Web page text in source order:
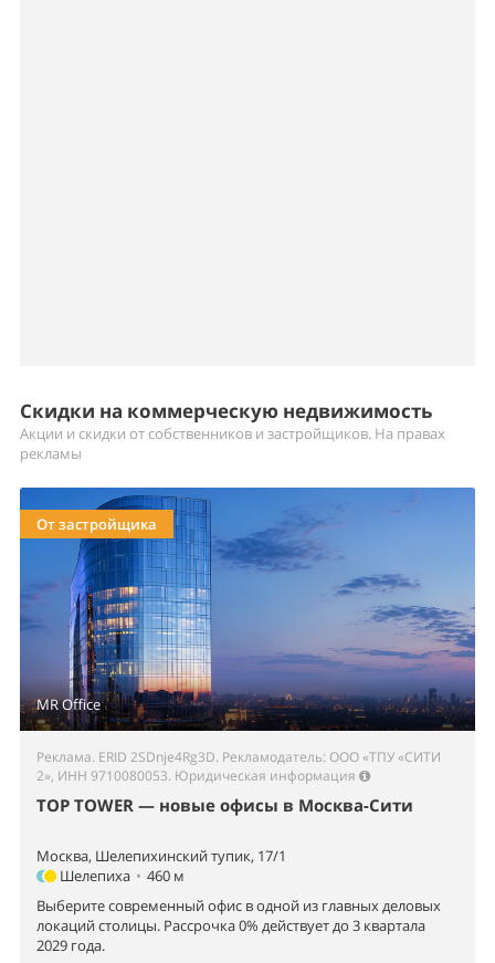
Скидки на коммерческую недвижимость
Акции и скидки от собственников и застройщиков. На правах
рекламы
MR Office
От застройщика
Реклама. ERID 2SDnje4Rg3D. Рекламодатель: ООО «ТПУ «СИТИ
2», ИНН 9710080053. Юридическая информация
TOP TOWER — новые офисы в Москва-Сити
Москва, Шелепихинский тупик, 17/1
Шелепиха • 460 м
Выберите современный офис в одной из главных деловых
локаций столицы. Рассрочка 0% действует до 3 квартала
2029 года.